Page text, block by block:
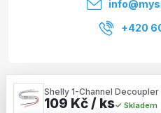
Služby
info@
+420
109 Kč / ks Skladem